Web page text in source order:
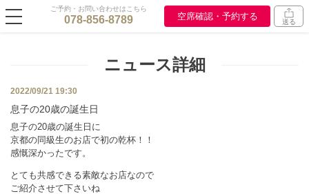
ご予約・お問い合わせはこちら
078-856-8789 空席確認・予約する 送る
ニュース詳細
2022/09/21 19:30
息子の20歳の誕生日
息子の20歳の誕生日に
京都の同級生のお店で初の乾杯！！
感慨深かったです。
とても共感できる素敵なお店なので
ご紹介させて下さいね